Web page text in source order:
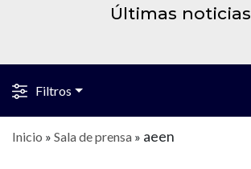
Últimas noticias
Filtros
Inicio » Sala de prensa » aeen